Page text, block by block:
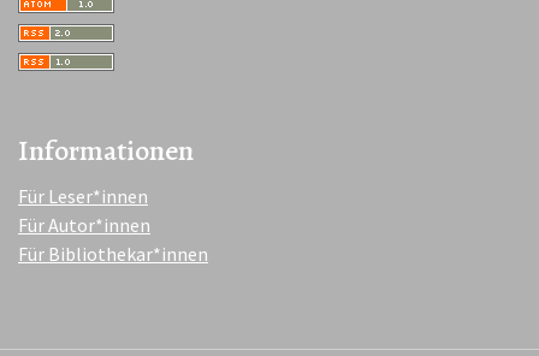
Informationen
Für Leser*innen
Für Autor*innen
Für Bibliothekar*innen